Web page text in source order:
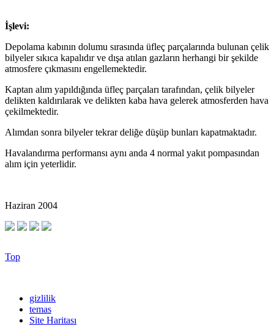
İşlevi:
Depolama kabının dolumu sırasında üfleç parçalarında bulunan çelik
bilyeler sıkıca kapalıdır ve dışa atılan gazların herhangi bir şekilde
atmosfere çıkmasını engellemektedir.
Kaptan alım yapıldığında üfleç parçaları tarafından, çelik bilyeler
delikten kaldırılarak ve delikten kaba hava gelerek atmosferden hava
çekilmektedir.
Alımdan sonra bilyeler tekrar deliğe düşüp bunları kapatmaktadır.
Havalandırma performansı aynı anda 4 normal yakıt pompasından
alım için yeterlidir.
Haziran 2004
Top
gizlilik
temas
Site Haritası